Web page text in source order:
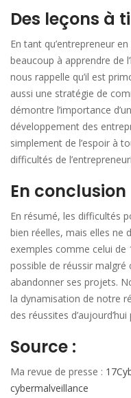
Des leçons à
En tant qu’entrepreneur
beaucoup à apprendre de
nous rappelle qu’il est
aussi une stratégie de
démontre l’importance
développement des
simplement de l’espoir à
difficultés de
En conclusion
En résumé, les difficultés
bien réelles, mais elles ne
exemples comme celui de
possible de réussir malgré
abandonner ses projets.
la dynamisation de notre
des réussites
Source :
Ma revue de presse :
cybermalveillance